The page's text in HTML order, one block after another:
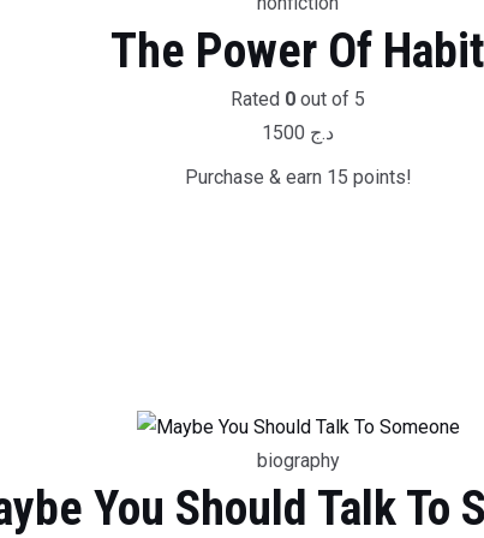
The Power Of Habit
Rated 0 out of 5
د.ج
Purchase & earn 15 points!
biography
You Should Talk To